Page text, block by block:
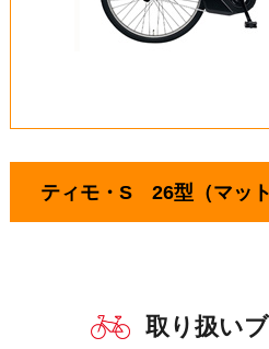
ティモ・S 26型（マット
取り扱い